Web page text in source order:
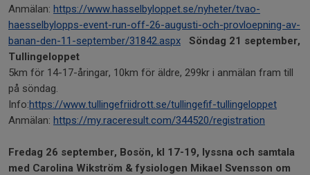
Anmälan: https://www.hasselbyloppet.se/nyheter/tvao-
haesselbylopps-event-run-off-26-augusti-och-provloepning-av-
banan-den-11-september/31842.aspx
Söndag 21 september,
Tullingeloppet
5km för 14-17-åringar, 10km för äldre, 299kr i anmälan fram till
på söndag.
Info:https://www.tullingefriidrott.se/tullingefif-tullingeloppet
Anmälan: https://my.raceresult.com/344520/registration
Fredag 26 september, Bosön, kl 17-19, lyssna och samtala
med Carolina Wikström & fysiologen Mikael Svensson om